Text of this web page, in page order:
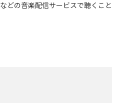
などの音楽配信サービスで聴くこと